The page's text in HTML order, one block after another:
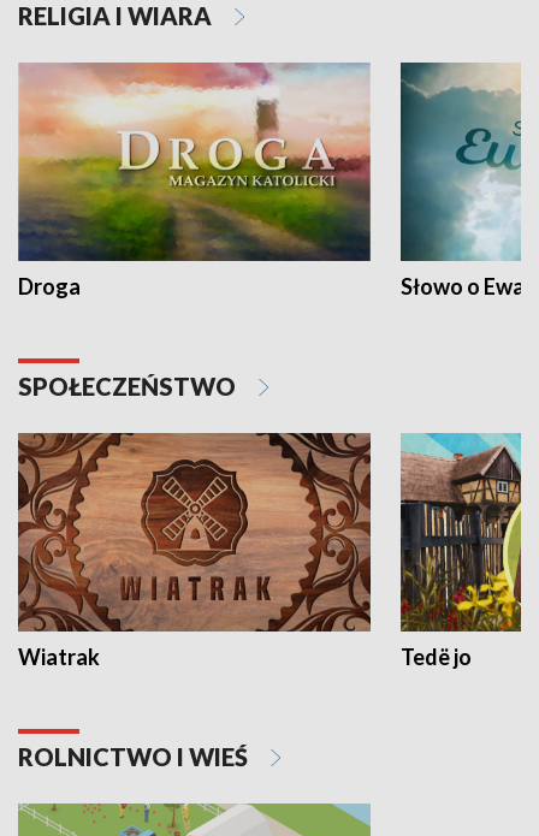
RELIGIA I WIARA
Droga Słowo o
SPOŁECZEŃSTWO
Wiatrak Tedë jo
ROLNICTWO I WIEŚ